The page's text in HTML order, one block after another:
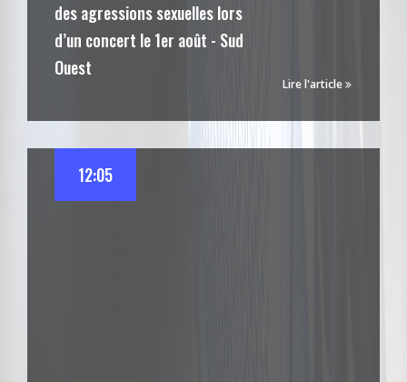
des agressions sexuelles lors
d’un concert le 1er août - Sud
Ouest
Lire l'article
12:05